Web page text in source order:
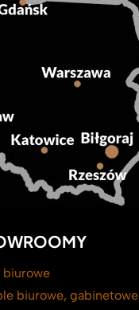
biurowe
biurowe, gabinetowe